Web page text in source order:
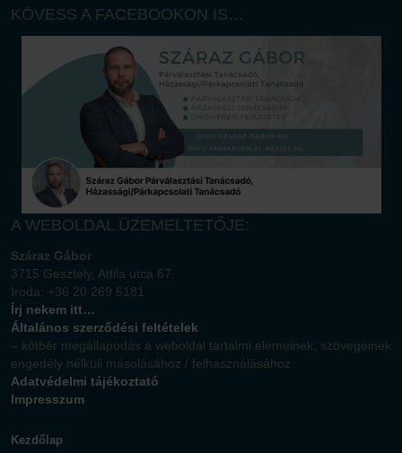
KÖVESS A FACEBOOKON IS…
A WEBOLDAL ÜZEMELTETŐJE:
Száraz Gábor
3715 Gesztely, Attila utca 67.
Iroda: +36 20 269 6181
Írj nekem itt…
Általános szerződési feltételek
– kötbér megállapodás a weboldal tartalmi elemeinek, szövegeinek
engedély nélküli másolásához / felhasználásához
Adatvédelmi tájékoztató
Impresszum
Kezdőlap